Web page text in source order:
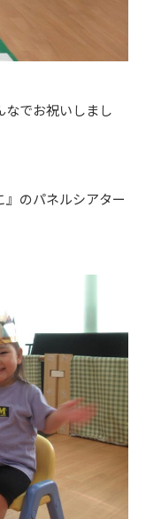
なでお祝いしまし
のパネルシアター